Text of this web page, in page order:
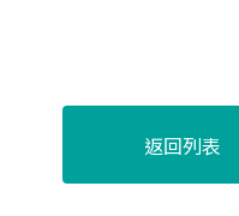
返回列表